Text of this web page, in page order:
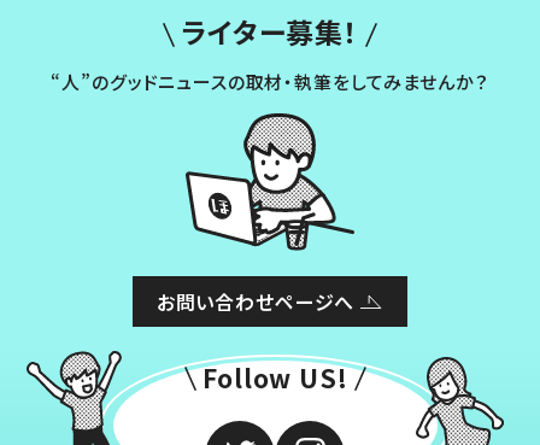
ライター募集！
“人”のグッドニュースの取材・執筆をしてみませんか？
お問い合わせページへ
Follow US!